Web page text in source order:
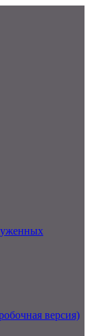
версия)